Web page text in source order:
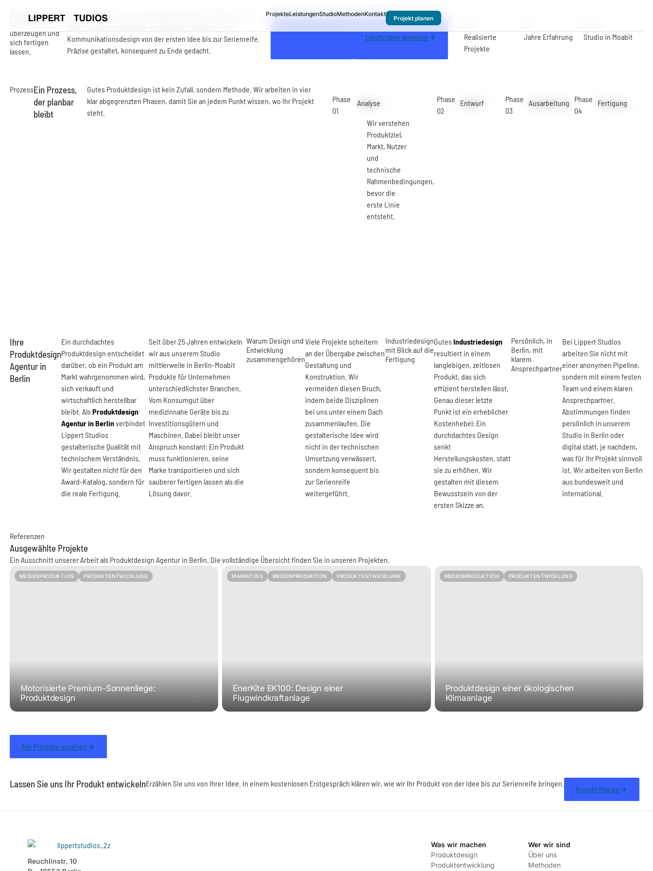
ProjekteLeistungenStudioMethodenKontakt
Projekt planen
Produkte, die
funktionieren,
überzeugen und
sich fertigen
lassen.
Lippert Studios ist Ihre Produktdesign Agentur in Berlin. Seit
Kommunikationsdesign von der ersten Idee bis zur Serienreife.
Präzise gestaltet, konsequent zu Ende gedacht.
Leistungen ansehen
Realisierte
Projekte
Jahre Erfahrung
Studio in Moabit
ProzessEin Prozess,
der planbar
bleibt
Gutes Produktdesign ist kein Zufall, sondern Methode. Wir arbeiten in vier
klar abgegrenzten Phasen, damit Sie an jedem Punkt wissen, wo Ihr Projekt
steht.
Phase
01
Analyse
Wir verstehen
Produktziel,
Markt, Nutzer
und
technische
Rahmenbedingungen,
bevor die
erste Linie
entsteht.
Phase
02
Entwurf
Phase
03
Ausarbeitung
Phase
04
Fertigung
Ihre
Produktdesign
Agentur in
Berlin
Ein durchdachtes
Produktdesign entscheidet
darüber, ob ein Produkt am
Markt wahrgenommen wird,
sich verkauft und
wirtschaftlich herstellbar
bleibt. AlsProduktdesign
Agentur in Berlinverbindet
Lippert Studios
gestalterische Qualität mit
technischem Verständnis.
Wir gestalten nicht für den
Award-Katalog, sondern für
die reale Fertigung.
Seit über 25 Jahren entwickeln
wir aus unserem Studio
mittlerweile in Berlin-Moabit
Produkte für Unternehmen
unterschiedlichster Branchen.
Vom Konsumgut über
medizinnahe Geräte bis zu
Investitionsgütern und
Maschinen. Dabei bleibt unser
Anspruch konstant: Ein Produkt
muss funktionieren, seine
Marke transportieren und sich
sauberer fertigen lassen als die
Lösung davor.
Warum Design und
Entwicklung
zusammengehören
Viele Projekte scheitern
an der Übergabe zwischen
Gestaltung und
Konstruktion. Wir
vermeiden diesen Bruch,
indem beide Disziplinen
bei uns unter einem Dach
zusammenlaufen. Die
gestalterische Idee wird
nicht in der technischen
Umsetzung verwässert,
sondern konsequent bis
zur Serienreife
weitergeführt.
Industriedesign
mit Blick auf die
Fertigung
GutesIndustriedesign
resultiert in einem
langlebigen, zeitlosen
Produkt, das sich
effizient herstellen lässt.
Genau dieser letzte
Punkt ist ein erheblicher
Kostenhebel: Ein
durchdachtes Design
senkt
Herstellungskosten, statt
sie zu erhöhen. Wir
gestalten mit diesem
Bewusstsein von der
ersten Skizze an.
Persönlich, in
Berlin, mit
klarem
Ansprechpartner
Bei Lippert Studios
arbeiten Sie nicht mit
einer anonymen Pipeline,
sondern mit einem festen
Team und einem klaren
Ansprechpartner.
Abstimmungen finden
persönlich in unserem
Studio in Berlin oder
digital statt, je nachdem,
was für Ihr Projekt sinnvoll
ist. Wir arbeiten von Berlin
aus bundesweit und
international.
Referenzen
Ausgewählte Projekte
Ein Ausschnitt unserer Arbeit als Produktdesign Agentur in Berlin. Die vollständige Übersicht finden Sie in unseren Projekten.
MEDIENPRODUKTION PRODUKTENTWICKLUNG
Motorisierte Premium-Sonnenliege:
Produktdesign
MARKETING MEDIENPRODUKTION PRODUKTENTWICKLUNG
EnerKíte EK100: Design einer
Flugwindkraftanlage
MEDIENPRODUKTION PRODUKTENTWICKLUNG
Produktdesign einer ökologischen
Klimaanlage
Alle Projekte ansehen
Lassen Sie uns Ihr Produkt entwickelnErzählen Sie uns von Ihrer Idee. In einem kostenlosen Erstgespräch klären wir, wie wir Ihr Produkt von der Idee bis zur Serienreife bringen.
Projekt Planen
Reuchlinstr. 10
Was wir machen
Produktdesign
Produktentwicklung
Wer wir sind
Über uns
Methoden